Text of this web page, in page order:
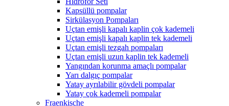
Kapsüllü pompalar
Sirkülasyon Pompaları
Uçtan emişli kapalı kaplin çok kademeli
Uçtan emişli kapalı kaplin tek kademeli
Uçtan emişli tezgah pompaları
Uçtan emişli uzun kaplin tek kademeli
Yangından korunma amaçlı pompalar
Yarı dalgıç pompalar
Yatay ayrılabilir gövdeli pompalar
Yatay çok kademeli pompalar
Fraenkische